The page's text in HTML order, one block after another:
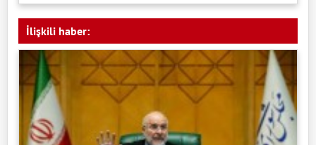
İlişkili haber: